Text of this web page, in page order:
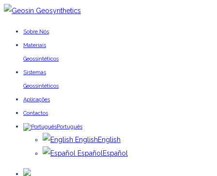
Sobre Nós
Materiais
Geossintéticos
Sistemas
Geossintéticos
Aplicações
Contactos
Português
EnglishEnglish
Español Español